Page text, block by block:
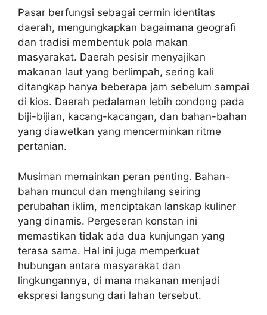
Pasar berfungsi sebagai cermin identitas
daerah, mengungkapkan bagaimana geografi
dan tradisi membentuk pola makan
masyarakat. Daerah pesisir menyajikan
makanan laut yang berlimpah, sering kali
ditangkap hanya beberapa jam sebelum sampai
di kios. Daerah pedalaman lebih condong pada
biji-bijian, kacang-kacangan, dan bahan-bahan
yang diawetkan yang mencerminkan ritme
pertanian.
Musiman memainkan peran penting. Bahan-
bahan muncul dan menghilang seiring
perubahan iklim, menciptakan lanskap kuliner
yang dinamis. Pergeseran konstan ini
memastikan tidak ada dua kunjungan yang
terasa sama. Hal ini juga memperkuat
hubungan antara masyarakat dan
lingkungannya, di mana makanan menjadi
ekspresi langsung dari lahan tersebut.